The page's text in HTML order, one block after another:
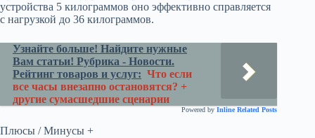
устройства 5 килограммов оно эффективно справляется
с нагрузкой до 36 килограммов.
Узнайте больше! Найдите нужные
Вам статьи! Рубрика - Новости.
Рейтинг товаров и услуг: Что если
все часы внезапно остановятся? +
другие сумасшедшие сценарии
Powered by Inline Related Posts
Плюсы / Минусы +